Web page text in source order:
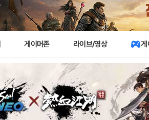
게이머존 라이브/영상 게